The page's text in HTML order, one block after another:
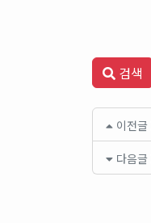
검색
이전글
다음글